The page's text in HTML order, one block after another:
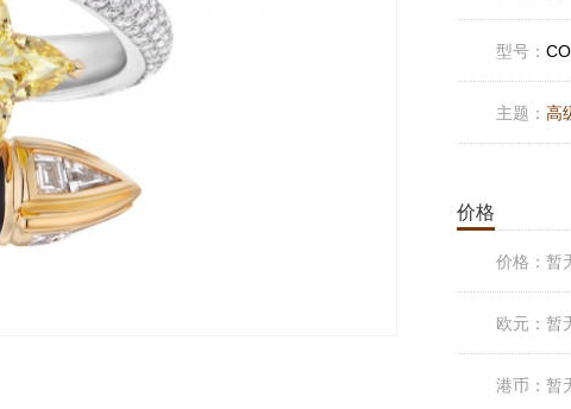
型号：
主题： 高
价格
价格： 暂
欧元： 暂
港币： 暂